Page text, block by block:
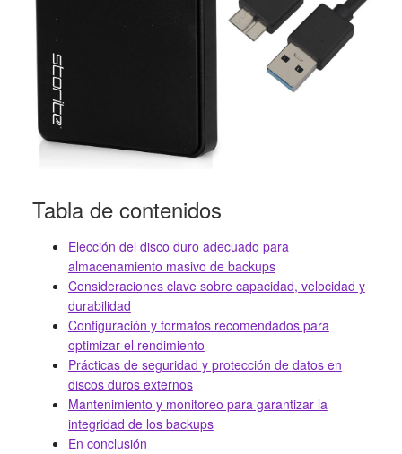
Tabla de contenidos
Elección del disco duro adecuado para
almacenamiento masivo de backups
Consideraciones clave sobre capacidad, velocidad y
durabilidad
Configuración y formatos recomendados para
optimizar el rendimiento
Prácticas de seguridad y protección de datos en
discos duros externos
Mantenimiento y monitoreo para garantizar la
integridad de los backups
En conclusión